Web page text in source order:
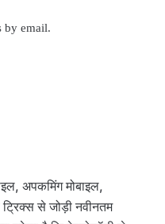
by email.
अपकमिंग मोबाइल,
से जोड़ी नवीनतम